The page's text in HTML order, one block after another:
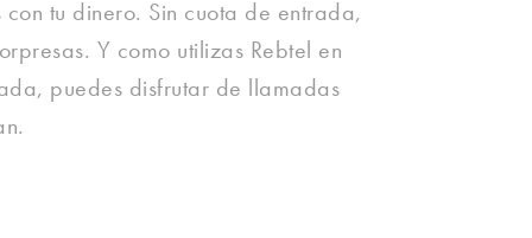
tu dinero. Sin cuota de entrada,
Y como utilizas Rebtel en
puedes disfrutar de llamadas